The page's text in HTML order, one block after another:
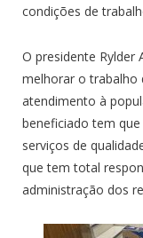
condições de
O presidente Rylder
melhorar o trabalho
atendimento à
beneficiado tem
serviços de
que tem total
administração dos